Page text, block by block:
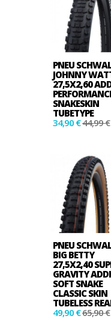
PNEU
JOHNNY
27,5X2,60
SNAKESKIN
TUBETYPE
34,90 €44,99 €
PNEU
BIG BETTY
27,5X2,40
GRAVITY
SOFT SNAKE
CLASSIC SKIN
TUBELESS
49,90 €65,90 €